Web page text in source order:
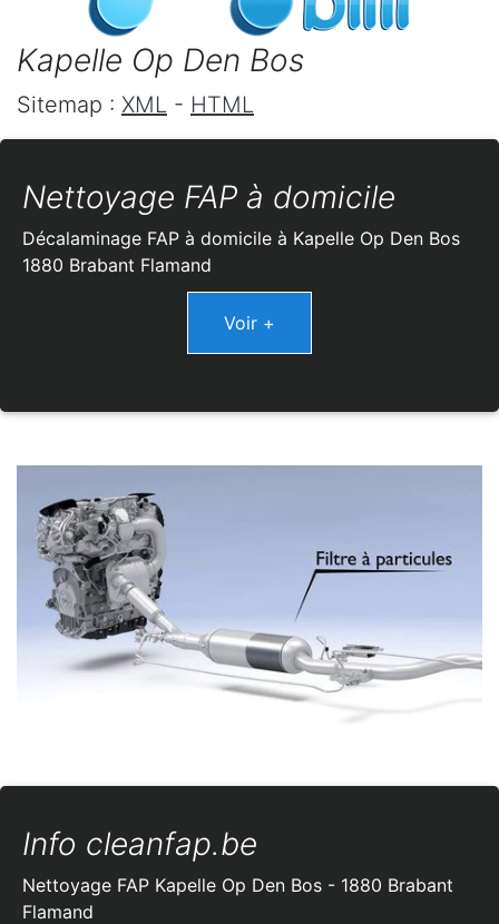
Kapelle Op Den Bos
Sitemap : XML - HTML
Nettoyage FAP à domicile
Décalaminage FAP à domicile à Kapelle Op Den Bos
1880 Brabant Flamand
Voir +
Info cleanfap.be
Nettoyage FAP Kapelle Op Den Bos - 1880 Brabant
Flamand